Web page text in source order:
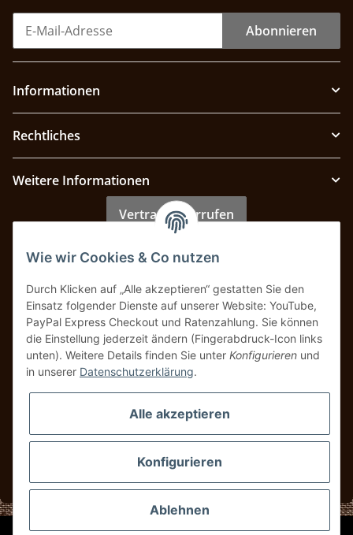
Abonnieren
Informationen
Rechtliches
Weitere Informationen
Vertrag widerrufen
Zahlung & Versand
* Alle Preise inkl. gesetzlicher USt., zzgl.Versand
Wie wir Cookies & Co nutzen
Durch Klicken auf „Alle akzeptieren“ gestatten Sie den
Einsatz folgender Dienste auf unserer Website: YouTube,
PayPal Express Checkout und Ratenzahlung. Sie können
die Einstellung jederzeit ändern (Fingerabdruck-Icon links
unten). Weitere Details finden Sie unter Konfigurieren und
in unserer Datenschutzerklärung.
Alle akzeptieren
Konfigurieren
Ablehnen